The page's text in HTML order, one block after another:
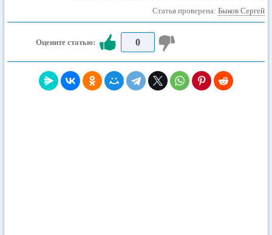
Статья проверена: Быков Сергей
Оцените статью: 0